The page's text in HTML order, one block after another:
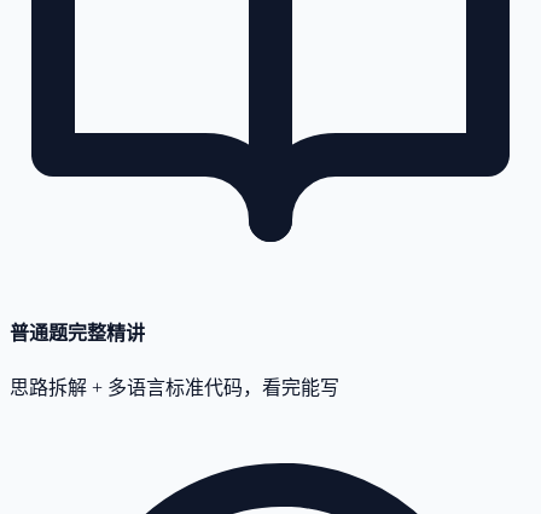
普通题完整精讲
思路拆解 + 多语言标准代码，看完能写